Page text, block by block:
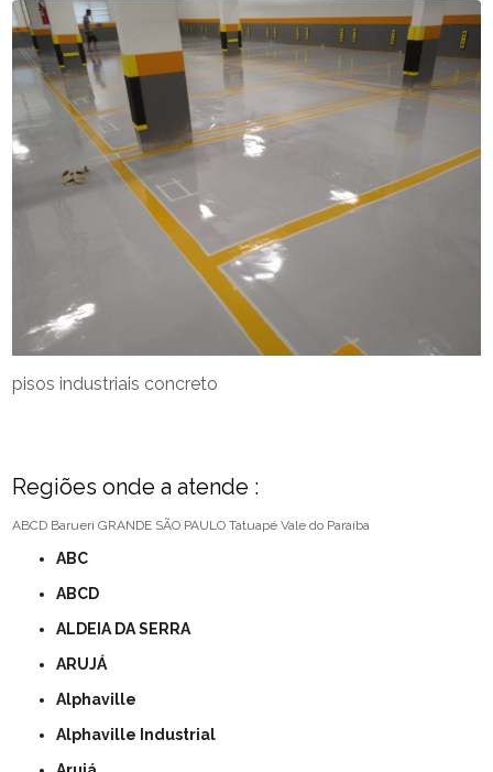
pisos industriais concreto
Regiões onde a atende :
ABCD Barueri GRANDE SÃO PAULO Tatuapé Vale do Paraíba
ABC
ABCD
ALDEIA DA SERRA
ARUJÁ
Alphaville
Alphaville Industrial